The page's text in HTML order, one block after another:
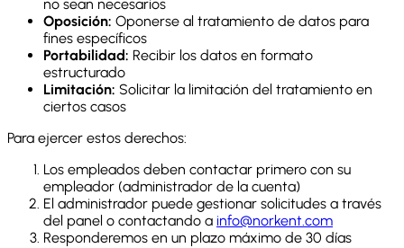
no sean necesarios
Oposición: Oponerse al tratamiento de datos para
fines específicos
Portabilidad: Recibir los datos en formato
estructurado
Limitación: Solicitar la limitación del tratamiento en
ciertos casos
Para ejercer estos derechos:
Los empleados deben contactar primero con su
empleador (administrador de la cuenta)
El administrador puede gestionar solicitudes a través
del panel o contactando a info@norkent.com
Responderemos en un plazo máximo de 30 días